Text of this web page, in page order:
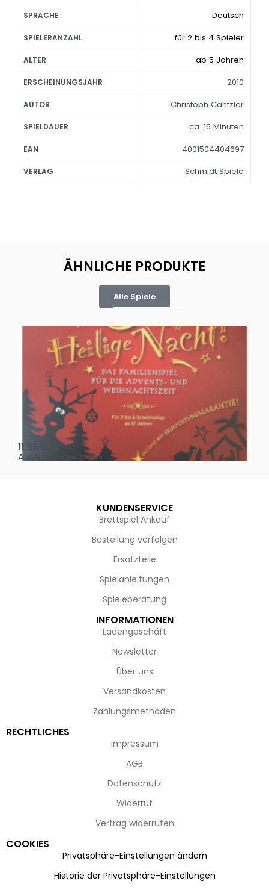
SPRACHE Deutsch
SPIELERANZAHL für 2 bis 4 Spieler
ALTER ab 5 Jahren
ERSCHEINUNGSJAHR 2010
AUTOR Christoph Cantzler
SPIELDAUER ca. 15 Minuten
EAN 4001504404697
VERLAG Schmidt Spiele
ÄHNLICHE PRODUKTE
Alle Spiele
Oh, heilige Nacht!
11,95
Ausführung wählen
KUNDENSERVICE
Brettspiel Ankauf
Bestellung verfolgen
Ersatzteile
Spielanleitungen
Spieleberatung
INFORMATIONEN
Ladengeschäft
Newsletter
Über uns
Versandkosten
Zahlungsmethoden
RECHTLICHES
Impressum
AGB
Datenschutz
Widerruf
Vertrag widerrufen
COOKIES
Privatsphäre-Einstellungen ändern
Historie der Privatsphäre-Einstellungen